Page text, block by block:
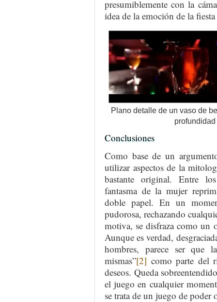
presumiblemente con la
idea de la emoción de la
Plano detalle de un vaso de
Conclusiones
Como base de un
utilizar aspectos de la
bastante original. Entre
fantasma de la mujer
doble papel. En un
pudorosa, rechazando
motiva, se disfraza como un
Aunque es verdad,
hombres, parece ser que
mismas”[2] como parte del
deseos. Queda
el juego en cualquier
se trata de un juego de poder